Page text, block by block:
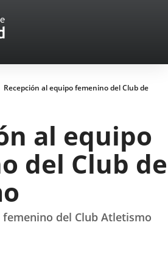
Recepción al equipo femenino del Club de
al equipo
del Club de
femenino del Club Atletismo